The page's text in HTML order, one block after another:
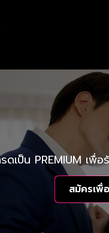
ดเป็น PREMIUM เ
สมัครเพื่